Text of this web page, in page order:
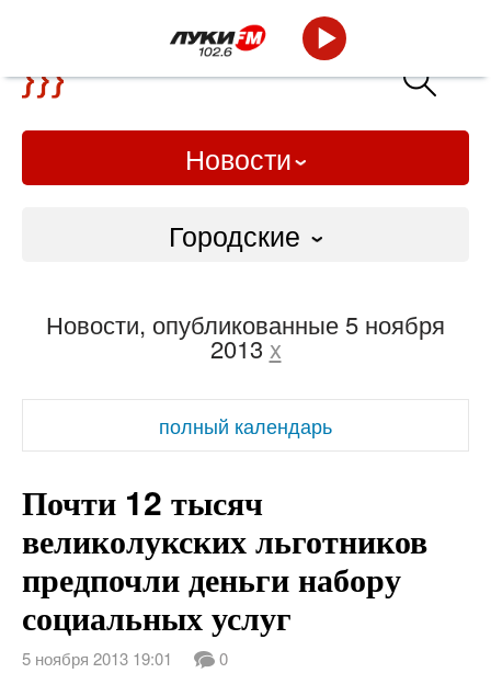
Новости
Городские
Слово Дело
Народные
ВТРК
Новости, опубликованные 5 ноября
2013 x
полный календарь
Почти 12 тысяч
великолукских льготников
предпочли деньги набору
социальных услуг
5 ноября 2013 19:01 0